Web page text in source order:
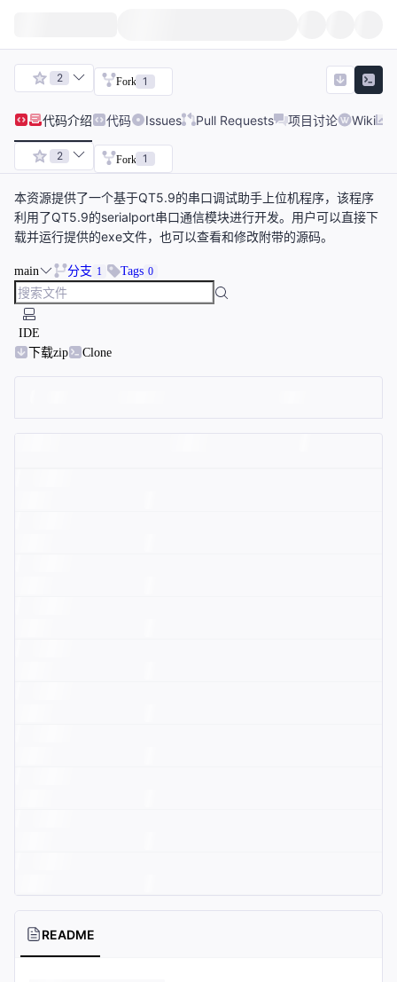
2 Fork 1
代码介绍 代码 Issues Pull Requests 项目讨论 Wiki
2 Fork 1
本资源提供了一个基于QT5.9的串口调试助手上位机程序，该程序
利用了QT5.9的serialport串口通信模块进行开发。用户可以直接下
载并运行提供的exe文件，也可以查看和修改附带的源码。
main 分支 1 Tags 0
IDE
下载zip
Clone
README